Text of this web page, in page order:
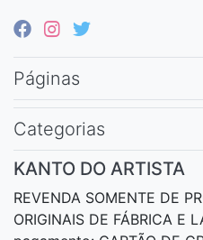
Páginas
Categorias
KANTO DO ARTISTA
REVENDA SOMENTE DE
ORIGINAIS DE FÁBRICA E